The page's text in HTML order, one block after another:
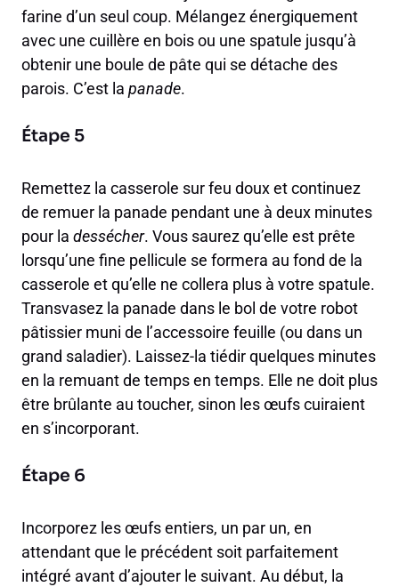
farine d’un seul coup. Mélangez énergiquement
avec une cuillère en bois ou une spatule jusqu’à
obtenir une boule de pâte qui se détache des
parois. C’est la panade.
Étape 5
Remettez la casserole sur feu doux et continuez
de remuer la panade pendant une à deux minutes
pour la dessécher. Vous saurez qu’elle est prête
lorsqu’une fine pellicule se formera au fond de la
casserole et qu’elle ne collera plus à votre spatule.
Transvasez la panade dans le bol de votre robot
pâtissier muni de l’accessoire feuille (ou dans un
grand saladier). Laissez-la tiédir quelques minutes
en la remuant de temps en temps. Elle ne doit plus
être brûlante au toucher, sinon les œufs cuiraient
en s’incorporant.
Étape 6
Incorporez les œufs entiers, un par un, en
attendant que le précédent soit parfaitement
intégré avant d’ajouter le suivant. Au début, la